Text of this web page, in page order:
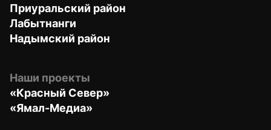
Приуральский район
Лабытнанги
Надымский район
Наши проекты
«Красный Север»
«Ямал-Медиа»